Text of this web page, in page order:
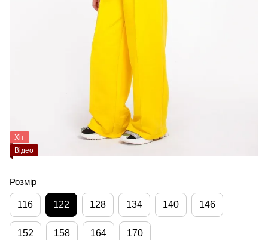
Хіт
Відео
Розмір
116 122 128 134 140 146
152 158 164 170